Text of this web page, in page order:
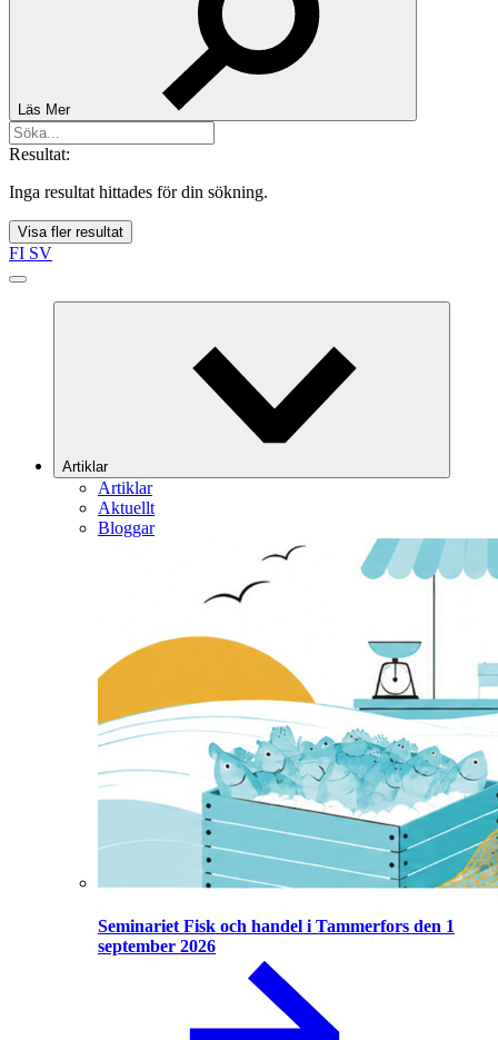
Läs Mer
Resultat:
Inga resultat hittades för din sökning.
Visa fler resultat
FI SV
Artiklar
Artiklar
Aktuellt
Bloggar
Seminariet Fisk och handel i Tammerfors den 1
september 2026